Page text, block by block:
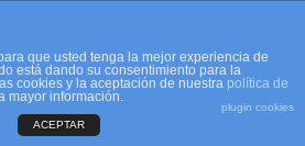
CONTACTO
que usted tenga la mejor experiencia de
está dando su consentimiento para la
cookies y la aceptación de nuestra política de
mayor información.
plugin cookies
ACEPTAR